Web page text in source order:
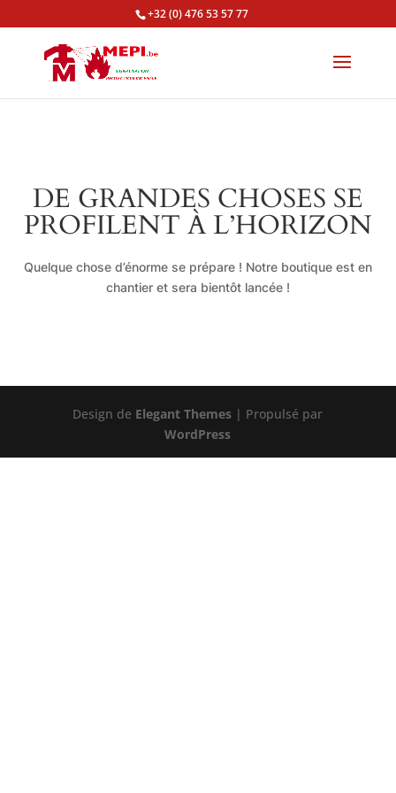
+32 (0) 476 53 57 77
DE GRANDES CHOSES SE
PROFILENT À L’HORIZON
Quelque chose d’énorme se prépare ! Notre boutique est en
chantier et sera bientôt lancée !
Design de Elegant Themes | Propulsé par
WordPress